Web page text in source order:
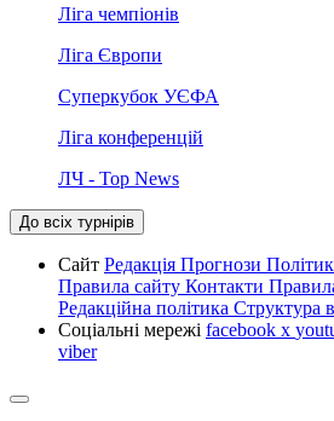
Ліга чемпіонів
Ліга Європи
Суперкубок УЄФА
Ліга конференцій
ЛЧ - Top News
До всіх турнірів
Сайт Редакція Прогнози
Правила сайту Контакти
Редакційна політика Структура
Соціальні мережі facebook x
viber